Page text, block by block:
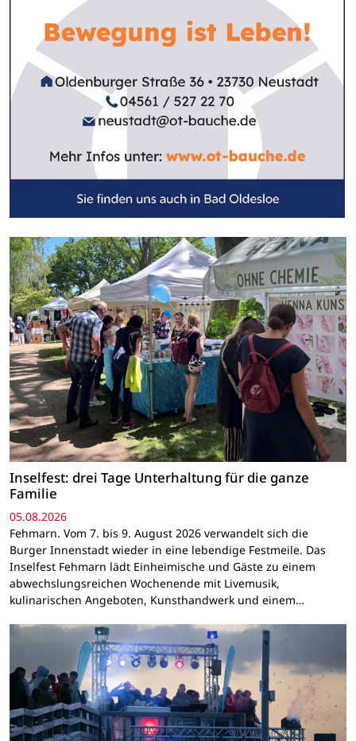
Inselfest: drei Tage Unterhaltung für die ganze
Familie
05.08.2026
Fehmarn. Vom 7. bis 9. August 2026 verwandelt sich die
Burger Innenstadt wieder in eine lebendige Festmeile. Das
Inselfest Fehmarn lädt Einheimische und Gäste zu einem
abwechslungsreichen Wochenende mit Livemusik,
kulinarischen Angeboten, Kunsthandwerk und einem…